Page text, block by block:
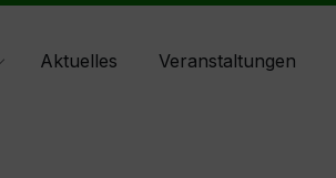
Aktuelles Veranstaltungen